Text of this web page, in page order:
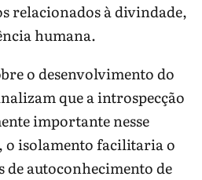
relacionados à divindade,
humana.
o desenvolvimento do
que a introspecção
importante nesse
o isolamento facilitaria o
autoconhecimento de